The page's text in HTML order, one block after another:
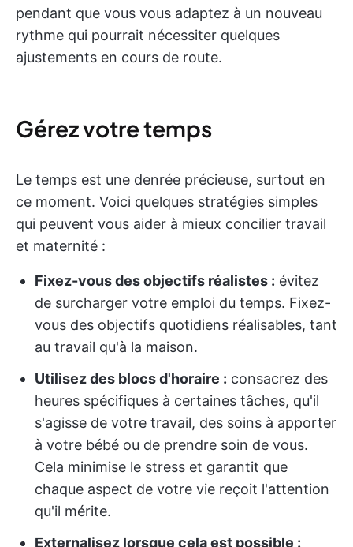
pendant que vous vous adaptez à un nouveau
rythme qui pourrait nécessiter quelques
ajustements en cours de route.
Gérez votre temps
Le temps est une denrée précieuse, surtout en
ce moment. Voici quelques stratégies simples
qui peuvent vous aider à mieux concilier travail
et maternité :
Fixez-vous des objectifs réalistes : évitez
de surcharger votre emploi du temps. Fixez-
vous des objectifs quotidiens réalisables, tant
au travail qu'à la maison.
Utilisez des blocs d'horaire : consacrez des
heures spécifiques à certaines tâches, qu'il
s'agisse de votre travail, des soins à apporter
à votre bébé ou de prendre soin de vous.
Cela minimise le stress et garantit que
chaque aspect de votre vie reçoit l'attention
qu'il mérite.
Externalisez lorsque cela est possible :